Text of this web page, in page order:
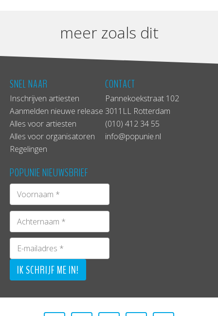
meer zoals dit
SNEL NAAR
Inschrijven artiesten
Aanmelden nieuwe release
Alles voor artiesten
Alles voor organisatoren
Regelingen
CONTACT
Pannekoekstraat 102
3011LL Rotterdam
(010) 412 34 55
info@popunie.nl
POPUNIE NIEUWSBRIEF